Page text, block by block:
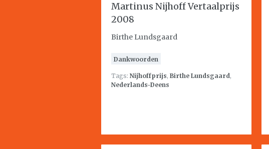
Martinus Nijhoff Vertaalprijs
2008
Birthe Lundsgaard
Dankwoorden
Tags: Nijhoffprijs, Birthe Lundsgaard,
Nederlands-Deens